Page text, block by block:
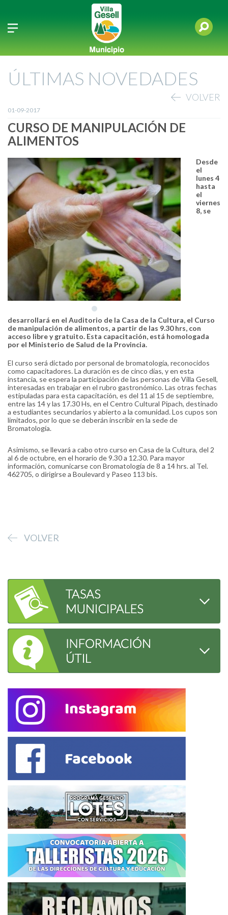
ÚLTIMAS NOVEDADES
VOLVER
01-09-2017
CURSO DE MANIPULACIÓN DE
ALIMENTOS
Desde
el
lunes 4
hasta
el
viernes
8, se
desarrollará en el Auditorio de la Casa de la Cultura, el Curso
de manipulación de alimentos, a partir de las 9.30 hrs, con
acceso libre y gratuito. Esta capacitación, está homologada
por el Ministerio de Salud de la Provincia.
El curso será dictado por personal de bromatología, reconocidos
como capacitadores. La duración es de cinco días, y en esta
instancia, se espera la participación de las personas de Villa Gesell,
interesadas en trabajar en el rubro gastronómico. Las otras fechas
estipuladas para esta capacitación, es del 11 al 15 de septiembre,
entre las 14 y las 17.30 Hs, en el Centro Cultural Pipach, destinado
a estudiantes secundarios y abierto a la comunidad. Los cupos son
limitados, por lo que se deberán inscribir en la sede de
Bromatología.
Asimismo, se llevará a cabo otro curso en Casa de la Cultura, del 2
al 6 de octubre, en el horario de 9.30 a 12.30. Para mayor
información, comunicarse con Bromatología de 8 a 14 hrs. al Tel.
462705, o dirigirse a Boulevard y Paseo 113 bis.
VOLVER